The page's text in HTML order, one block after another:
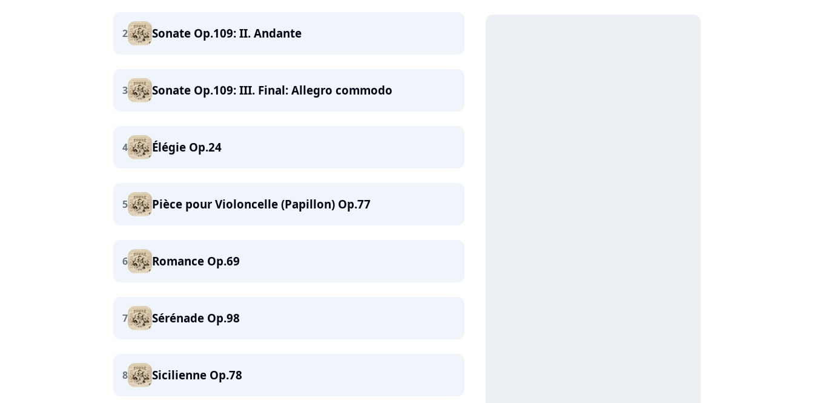
2 Sonate Op.109: II. Andante
3 Sonate Op.109: III. Final: Allegro commodo
4 Élégie Op.24
5 Pièce pour Violoncelle (Papillon) Op.77
6 Romance Op.69
7 Sérénade Op.98
8 Sicilienne Op.78